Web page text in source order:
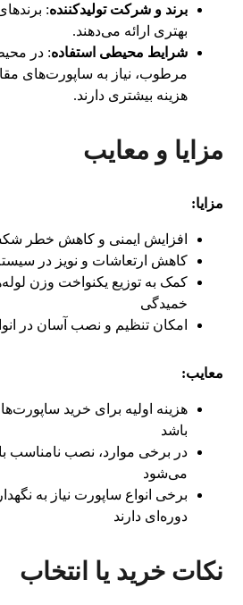
برند و شرکت تولیدکننده:
بهتری ارائه می‌دهند.
شرایط محیطی استفاده: در
مرطوب، نیاز به ساپورت‌های
هزینه بیشتری دارند.
مزایا و معایب
مزایا:
افزایش ایمنی و کاهش خطر
کاهش ارتعاشات و نویز در
کمک به توزیع یکنواخت وزن
خمیدگی
امکان تنظیم و نصب آسان در
معایب:
هزینه اولیه برای خرید
باشد
در برخی موارد، نصب نامناسب
می‌شود
برخی انواع ساپورت نیاز به
دوره‌ای دارند
نکات خرید یا انتخاب